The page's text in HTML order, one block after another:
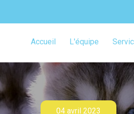
Accueil L'équipe
04 avril 2023